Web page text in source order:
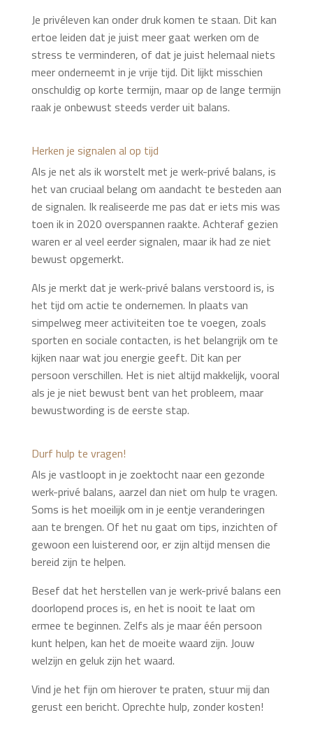
Je privéleven kan onder druk komen te staan. Dit kan
ertoe leiden dat je juist meer gaat werken om de
stress te verminderen, of dat je juist helemaal niets
meer onderneemt in je vrije tijd. Dit lijkt misschien
onschuldig op korte termijn, maar op de lange termijn
raak je onbewust steeds verder uit balans.
Herken je signalen al op tijd
Als je net als ik worstelt met je werk-privé balans, is
het van cruciaal belang om aandacht te besteden aan
de signalen. Ik realiseerde me pas dat er iets mis was
toen ik in 2020 overspannen raakte. Achteraf gezien
waren er al veel eerder signalen, maar ik had ze niet
bewust opgemerkt.
Als je merkt dat je werk-privé balans verstoord is, is
het tijd om actie te ondernemen. In plaats van
simpelweg meer activiteiten toe te voegen, zoals
sporten en sociale contacten, is het belangrijk om te
kijken naar wat jou energie geeft. Dit kan per
persoon verschillen. Het is niet altijd makkelijk, vooral
als je je niet bewust bent van het probleem, maar
bewustwording is de eerste stap.
Durf hulp te vragen!
Als je vastloopt in je zoektocht naar een gezonde
werk-privé balans, aarzel dan niet om hulp te vragen.
Soms is het moeilijk om in je eentje veranderingen
aan te brengen. Of het nu gaat om tips, inzichten of
gewoon een luisterend oor, er zijn altijd mensen die
bereid zijn te helpen.
Besef dat het herstellen van je werk-privé balans een
doorlopend proces is, en het is nooit te laat om
ermee te beginnen. Zelfs als je maar één persoon
kunt helpen, kan het de moeite waard zijn. Jouw
welzijn en geluk zijn het waard.
Vind je het fijn om hierover te praten, stuur mij dan
gerust een bericht. Oprechte hulp, zonder kosten!